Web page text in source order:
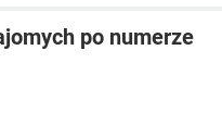
po numerze